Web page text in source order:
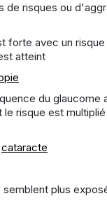
de risques ou
forte avec un
atteint
du glaucome
le risque est
cataracte
plus